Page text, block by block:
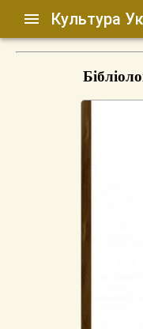
Культура